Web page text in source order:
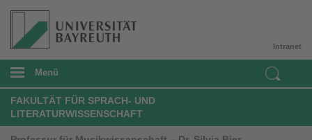
Intranet
Menü
FAKULTÄT FÜR SPRACH- UND
LITERATURWISSENSCHAFT